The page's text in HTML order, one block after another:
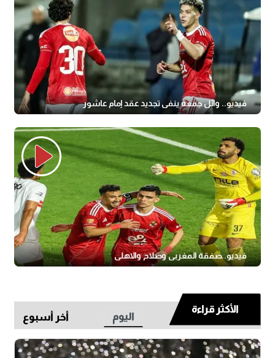
فيديو.. وائل جمعة ينفي تجديد عقد إمام عاشور
فيديو..صفقة المغربى وصلاح والاهلى
الأكثر قراءة
اليوم أخر أسبوع